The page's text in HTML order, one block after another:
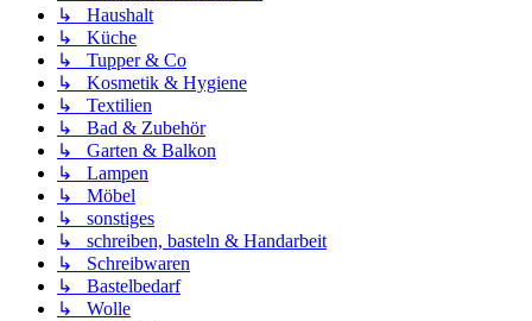
↳ Haushalt
↳ Küche
↳ Tupper & Co
↳ Kosmetik & Hygiene
↳ Textilien
↳ Bad & Zubehör
↳ Garten & Balkon
↳ Lampen
↳ Möbel
↳ sonstiges
↳ schreiben, basteln & Handarbeit
↳ Schreibwaren
↳ Bastelbedarf
↳ Wolle